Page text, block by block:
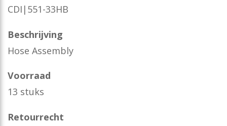
CDI|551-33HB
Beschrijving
Hose Assembly
Voorraad
13 stuks
Retourrecht